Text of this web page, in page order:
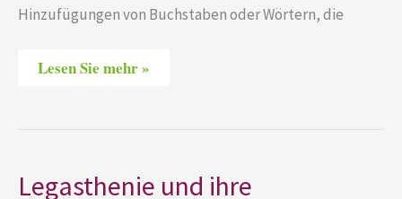
Hinzufügungen von Buchstaben oder Wörtern, die
Lesen Sie mehr »
Legasthenie und ihre
Legasthenie
und